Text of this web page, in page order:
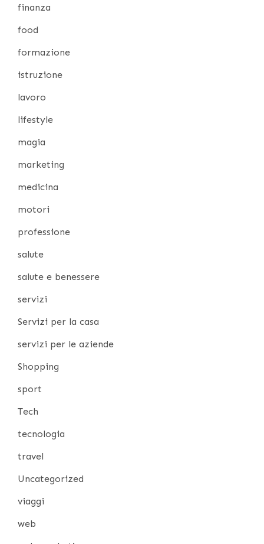
finanza
food
formazione
istruzione
lavoro
lifestyle
magia
marketing
medicina
motori
professione
salute
salute e benessere
servizi
Servizi per la casa
servizi per le aziende
Shopping
sport
Tech
tecnologia
travel
Uncategorized
viaggi
web